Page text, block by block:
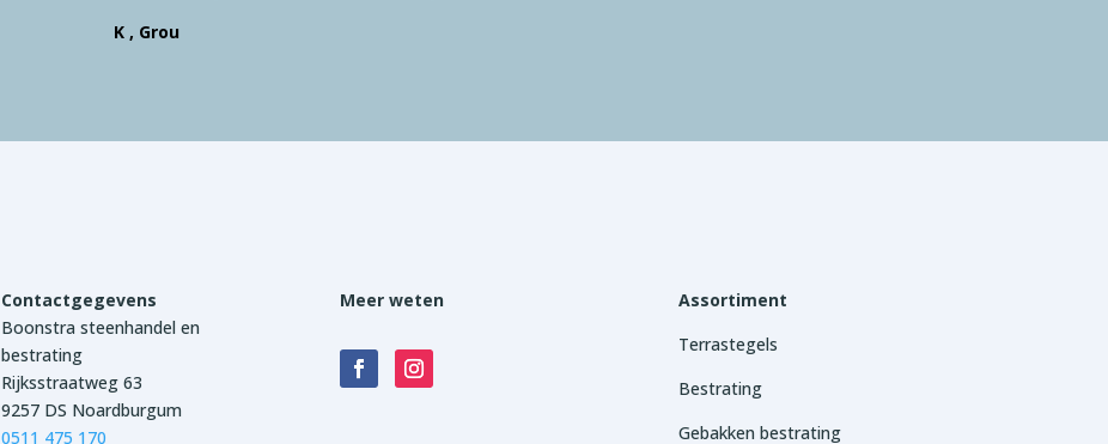
K , Grou
Contactgegevens
Boonstra steenhandel en
bestrating
Rijksstraatweg 63
9257 DS Noardburgum
0511 475 170
Meer weten
Assortiment
Terrastegels
Bestrating
Gebakken bestrating